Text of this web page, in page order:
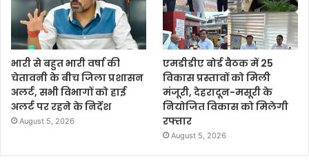
भारी से बहुत भारी वर्षा की
चेतावनी के बीच जिला प्रशासन
अलर्ट, सभी विभागों को हाई
अलर्ट पर रहने के निर्देश
August 5, 2026
एमडीडीए बोर्ड बैठक में 25
विकास प्रस्तावों को मिली
मंजूरी, देहरादून-मसूरी के
नियोजित विकास को मिलेगी
रफ्तार
August 5, 2026